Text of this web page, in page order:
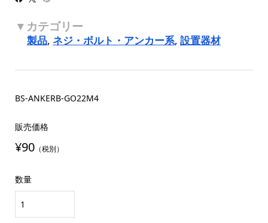
製品, ネジ・ボルト・アンカー系, 設置器材
BS-ANKERB-GO22M4
販売価格
¥90（税別）
数量